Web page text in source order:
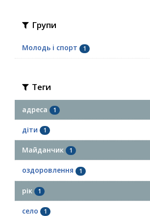
Групи
Молодь i спорт 1
Теги
адреса 1
діти 1
Майданчик 1
оздоровлення 1
рік 1
село 1